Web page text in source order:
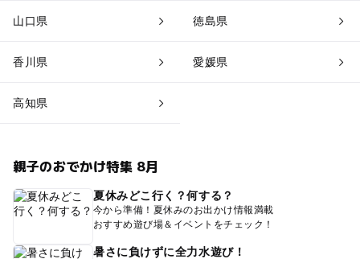
山口県 徳島県
香川県 愛媛県
高知県
親子のおでかけ特集 8月
夏休みどこ行く？何する？
今から準備！夏休みのお出かけ情報満載
おすすめ遊び場＆イベントをチェック！
暑さに負けずに全力水遊び！